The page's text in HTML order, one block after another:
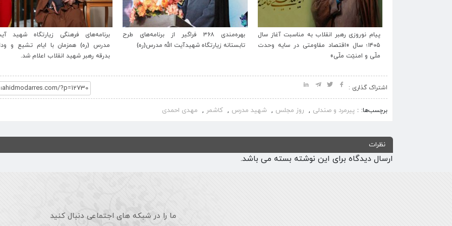
پیام نوروزی رهبر انقلاب به مناسبت آغاز سال
۱۴۰۵؛ سال «اقتصاد مقاومتی در سایه وحدت
ملّی و امنیّت ملّی»
بهره‌مندی ۳۶۸ فراگیر از برنامه‌های طرح
تابستانه زیارتگاه شهیدآیت الله مدرس(ره)
برنامه‌های فرهنگی زیارتگاه شهید آیت‌الله
مدرس (ره) همزمان با ایام تشیع و وداع و
بدرقه رهبر شهید انقلاب اعلام شد.
پیام
اشتراک گذاری :
برچسب‌ها: پیرمرد و صندلی , روز مجلس , شهید مدرس , کاشمر , مهدی احمدی
نظرات
ارسال دیدگاه برای این نوشته بسته می باشد.
ما را در شبکه های اجتماعی دنبال کنید